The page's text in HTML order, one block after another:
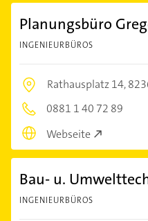
Planungsbüro
INGENIEURBÜROS
Rathausplatz 14,
0881 1 40 72 89
Webseite
Bau- u.
INGENIEURBÜROS